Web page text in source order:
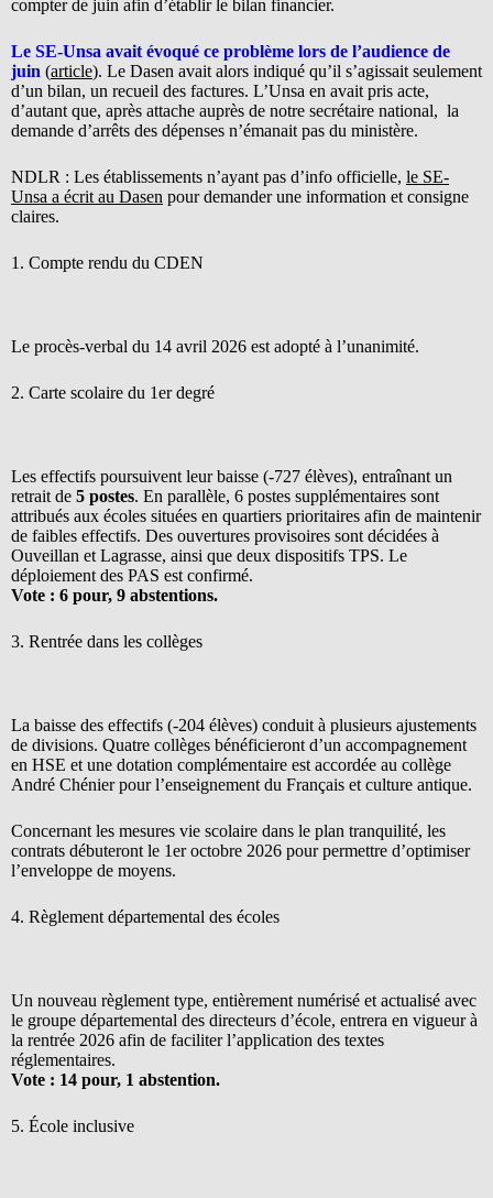
compter de juin afin d’établir le bilan financier.
Le SE-Unsa avait évoqué ce problème lors de l’audience de
juin (article). Le Dasen avait alors indiqué qu’il s’agissait seulement
d’un bilan, un recueil des factures. L’Unsa en avait pris acte,
d’autant que, après attache auprès de notre secrétaire national, la
demande d’arrêts des dépenses n’émanait pas du ministère.
NDLR : Les établissements n’ayant pas d’info officielle, le SE-
Unsa a écrit au Dasen pour demander une information et consigne
claires.
1. Compte rendu du CDEN
Le procès-verbal du 14 avril 2026 est adopté à l’unanimité.
2. Carte scolaire du 1er degré
Les effectifs poursuivent leur baisse (-727 élèves), entraînant un
retrait de 5 postes. En parallèle, 6 postes supplémentaires sont
attribués aux écoles situées en quartiers prioritaires afin de maintenir
de faibles effectifs. Des ouvertures provisoires sont décidées à
Ouveillan et Lagrasse, ainsi que deux dispositifs TPS. Le
déploiement des PAS est confirmé.
Vote : 6 pour, 9 abstentions.
3. Rentrée dans les collèges
La baisse des effectifs (-204 élèves) conduit à plusieurs ajustements
de divisions. Quatre collèges bénéficieront d’un accompagnement
en HSE et une dotation complémentaire est accordée au collège
André Chénier pour l’enseignement du Français et culture antique.
Concernant les mesures vie scolaire dans le plan tranquilité, les
contrats débuteront le 1er octobre 2026 pour permettre d’optimiser
l’enveloppe de moyens.
4. Règlement départemental des écoles
Un nouveau règlement type, entièrement numérisé et actualisé avec
le groupe départemental des directeurs d’école, entrera en vigueur à
la rentrée 2026 afin de faciliter l’application des textes
réglementaires.
Vote : 14 pour, 1 abstention.
5. École inclusive